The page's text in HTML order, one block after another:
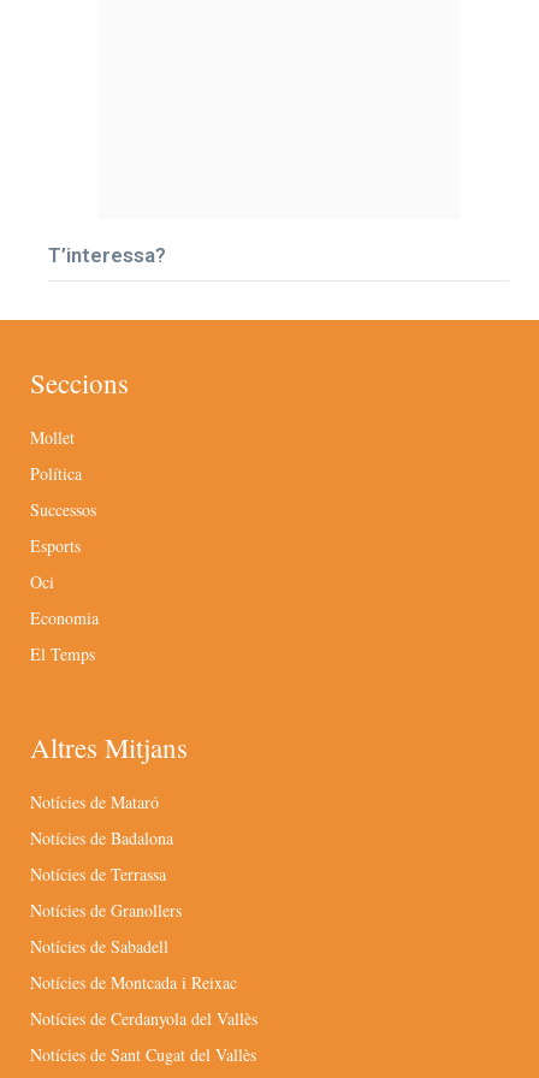
T’interessa?
Seccions
Mollet
Política
Successos
Esports
Oci
Economia
El Temps
Altres Mitjans
Notícies de Mataró
Notícies de Badalona
Notícies de Terrassa
Notícies de Granollers
Notícies de Sabadell
Notícies de Montcada i Reixac
Notícies de Cerdanyola del Vallès
Notícies de Sant Cugat del Vallès